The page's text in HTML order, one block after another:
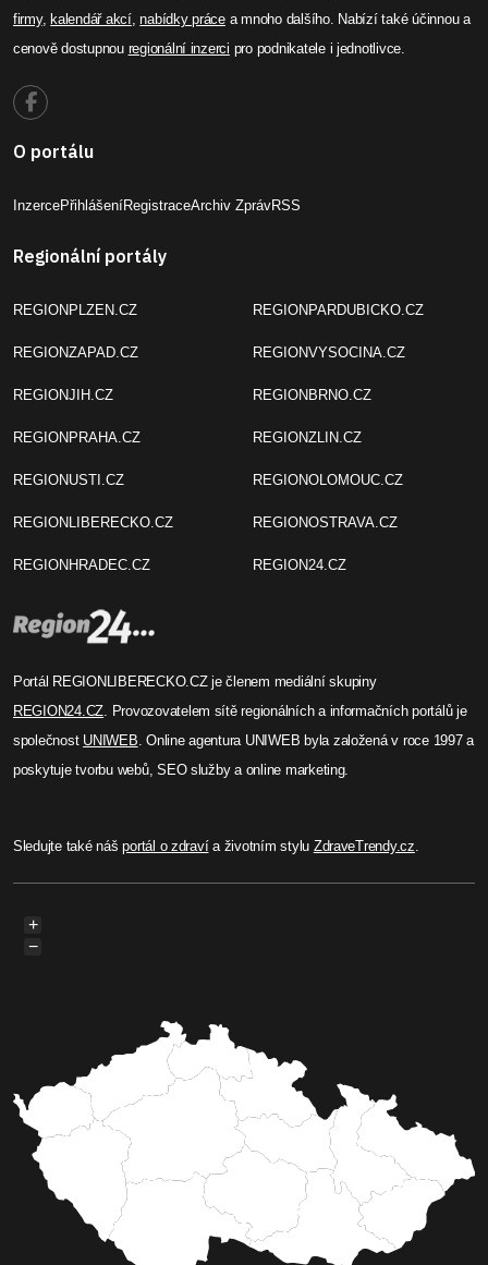
firmy, kalendář akcí,nabídky prácea mnoho dalšího. Nabízí také účinnou a
cenově dostupnou regionální inzerci pro podnikatele i jednotlivce.
O portálu
InzercePřihlášeníRegistraceArchiv ZprávRSS
Regionální portály
REGIONPLZEN.CZ
REGIONZAPAD.CZ
REGIONJIH.CZ
REGIONPRAHA.CZ
REGIONUSTI.CZ
REGIONLIBERECKO.CZ
REGIONHRADEC.CZ
REGIONPARDUBICKO.CZ
REGIONVYSOCINA.CZ
REGIONBRNO.CZ
REGIONZLIN.CZ
REGIONOLOMOUC.CZ
REGIONOSTRAVA.CZ
REGION24.CZ
Portál REGIONLIBERECKO.CZ je členem mediální skupiny
REGION24.CZ. Provozovatelem sítě regionálních a informačních portálů je
společnost UNIWEB. Online agentura UNIWEB byla založená v roce 1997 a
poskytuje tvorbu webů, SEO služby a online marketing.
Sledujte také nášportál o zdravía životním stylu ZdraveTrendy.cz.
+
−